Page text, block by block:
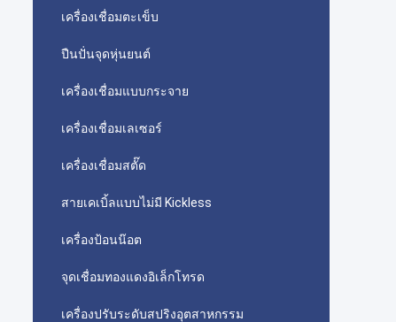
เครื่องเชื่อมตะเข็บ
ปืนปั่นจุดหุ่นยนต์
เครื่องเชื่อมแบบกระจาย
เครื่องเชื่อมเลเซอร์
เครื่องเชื่อมสตั๊ด
สายเคเบิ้ลแบบไม่มี Kickless
เครื่องป้อนน๊อต
จุดเชื่อมทองแดงอิเล็กโทรด
เครื่องปรับระดับสปริงอุตสาหกรรม